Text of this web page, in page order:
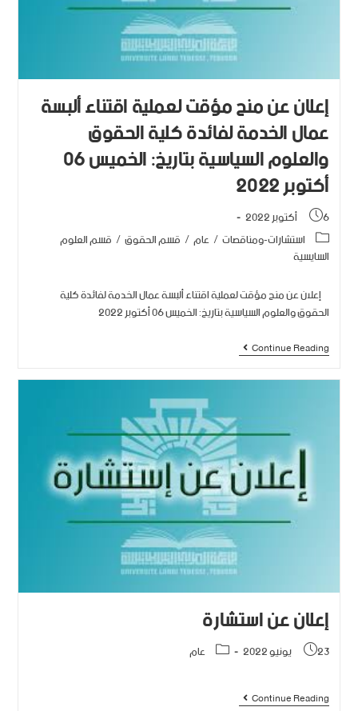
إعلان عن منح مؤقت لعملية اقتناء ألبسة
عمال الخدمة لفائدة كلية الحقوق
والعلوم السياسية بتاريخ: الخميس 06
أكتوبر 2022
6 أكتوبر 2022
استشارات-ومناقصات/عام/ قسم الحقوق/ قسم العلوم
السايسية
إعلان عن منح مؤقت لعملية اقتناء ألبسة عمال الخدمة لفائدة كلية
الحقوق والعلوم السياسية بتاريخ: الخميس 06 أكتوبر 2022
Continue Reading
إعلان عن استشارة
23 يونيو 2022 عام
Continue Reading